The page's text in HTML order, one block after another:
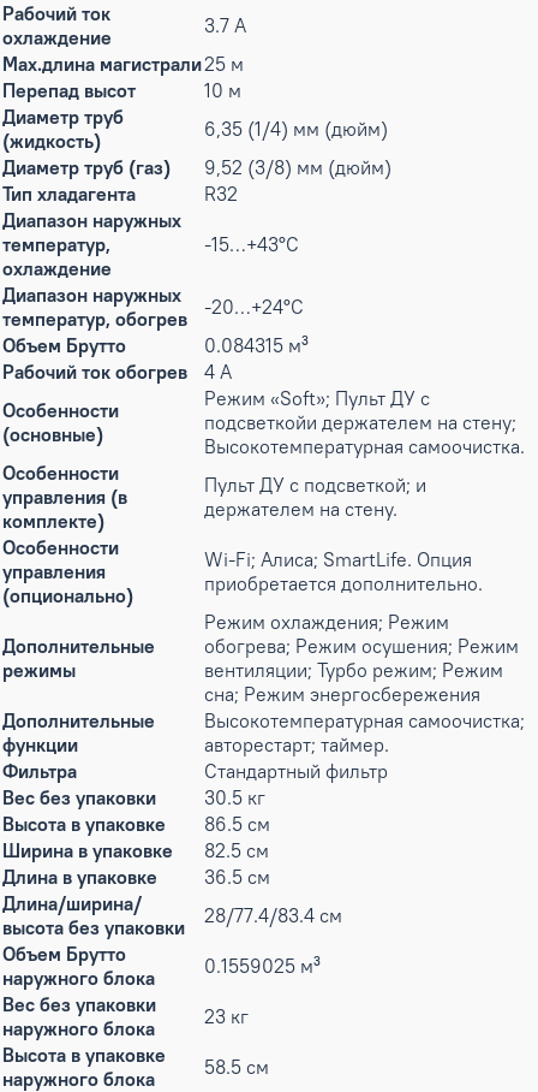
Рабочий ток
охлаждение
3.7 А
Max.длина магистрали25 м
Перепад высот
10 м
Диаметр труб
(жидкость)
6,35 (1/4) мм (дюйм)
Диаметр труб (газ)
9,52 (3/8) мм (дюйм)
Тип хладагента
R32
Диапазон наружных
температур,
охлаждение
-15…+43°С
Диапазон наружных
температур, обогрев
-20…+24°С
Объем Брутто
0.084315 м³
Рабочий ток обогрев
4 А
Особенности
(основные)
Режим «Soft»; Пульт ДУ с
подсветкойи держателем на стену;
Высокотемпературная самоочистка.
Особенности
управления (в
комплекте)
Пульт ДУ с подсветкой; и
держателем на стену.
Особенности
управления
(опционально)
Wi-Fi; Алиса; SmartLife. Опция
приобретается дополнительно.
Дополнительные
режимы
Режим охлаждения; Режим
обогрева; Режим осушения; Режим
вентиляции; Турбо режим; Режим
сна; Режим энергосбережения
Дополнительные
функции
Высокотемпературная самоочистка;
авторестарт; таймер.
Фильтра
Стандартный фильтр
Вес без упаковки
30.5 кг
Высота в упаковке
86.5 см
Ширина в упаковке
82.5 см
Длина в упаковке
36.5 см
Длина/ширина/
высота без упаковки
28/77.4/83.4 см
Объем Брутто
наружного блока
0.1559025 м³
Вес без упаковки
наружного блока
23 кг
Высота в упаковке
наружного блока
58.5 см